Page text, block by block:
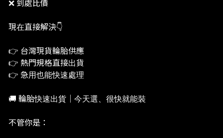
❌ 到處比價
現在直接解決👇
👉 台灣現貨輪胎供應
👉 熱門規格直接出貨
👉 急用也能快速處理
🚚 輪胎快速出貨｜今天選、很快就能裝
不管你是：